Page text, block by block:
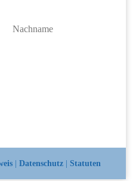
| Datenschutz| Statuten